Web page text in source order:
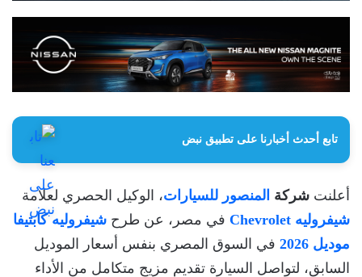
تابع أحدث أخبارنا على تطبيق نبض
أعلنت شركة المنصور للسيارات، الوكيل الحصري لعلامة
شيفروليه Chevrolet
في مصر، عن طرح شيفروليه كابتيفا
موديل 2026
في السوق المصري بنفس أسعار الموديل
السابق، لتواصل السيارة تقديم مزيج متكامل من الأداء